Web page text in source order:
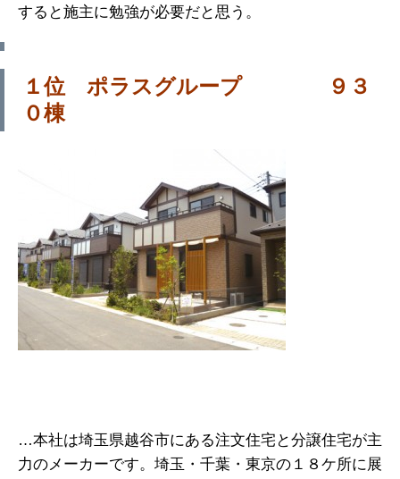
すると施主に勉強が必要だと思う。
１位 ポラスグループ ９３
０棟
…本社は埼玉県越谷市にある注文住宅と分譲住宅が主
力のメーカーです。埼玉・千葉・東京の１８ケ所に展